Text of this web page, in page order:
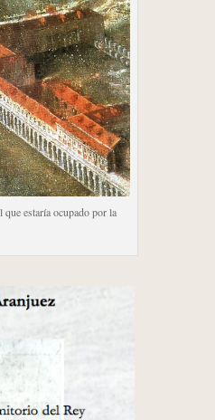
estaría ocupado por la